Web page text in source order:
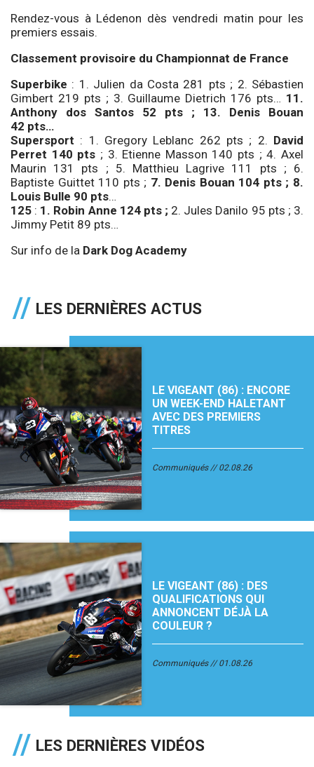
Rendez-vous à Lédenon dès vendredi matin pour les
premiers essais.
Classement provisoire du Championnat de France
Superbike : 1. Julien da Costa 281 pts ; 2. Sébastien
Gimbert 219 pts ; 3. Guillaume Dietrich 176 pts… 11.
Anthony dos Santos 52 pts ; 13. Denis Bouan
42 pts…
Supersport : 1. Gregory Leblanc 262 pts ; 2. David
Perret 140 pts ; 3. Etienne Masson 140 pts ; 4. Axel
Maurin 131 pts ; 5. Matthieu Lagrive 111 pts ; 6.
Baptiste Guittet 110 pts ; 7. Denis Bouan 104 pts ; 8.
Louis Bulle 90 pts…
125 : 1. Robin Anne 124 pts ; 2. Jules Danilo 95 pts ; 3.
Jimmy Petit 89 pts…
Sur info de la Dark Dog Academy
LES DERNIÈRES ACTUS
LE VIGEANT (86) : ENCORE
UN WEEK-END HALETANT
AVEC DES PREMIERS
TITRES
Communiqués 02.08.26
LE VIGEANT (86) : DES
QUALIFICATIONS QUI
ANNONCENT DÉJÀ LA
COULEUR ?
Communiqués 01.08.26
LES DERNIÈRES VIDÉOS